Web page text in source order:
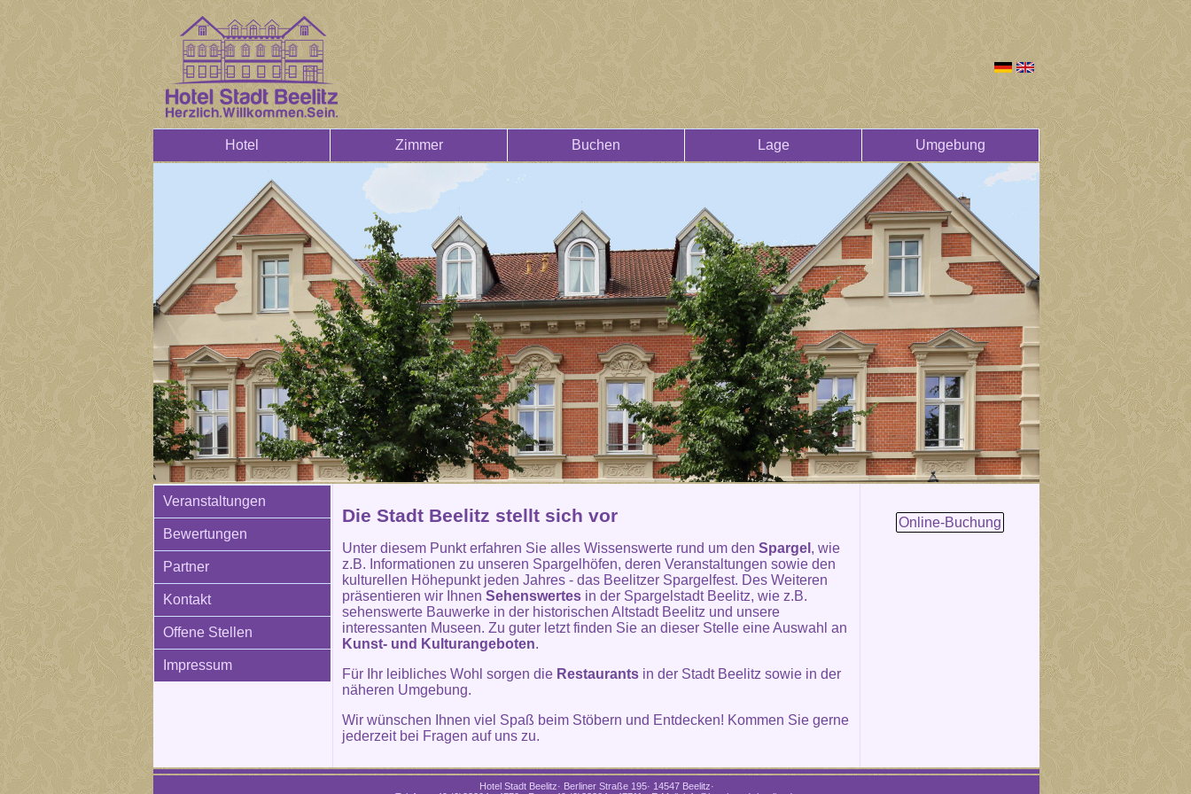
Hotel Zimmer Buchen Lage Umgebung
Veranstaltungen
Bewertungen
Partner
Kontakt
Offene Stellen
Impressum
Die Stadt Beelitz stellt sich vor
Unter diesem Punkt erfahren Sie alles Wissenswerte rund um den Spargel , wie
z.B. Informationen zu unseren Spargelhöfen, deren Veranstaltungen sowie den
kulturellen Höhepunkt jeden Jahres - das Beelitzer Spargelfest. Des Weiteren
präsentieren wir Ihnen Sehenswertes in der Spargelstadt Beelitz, wie z.B.
sehenswerte Bauwerke in der historischen Altstadt Beelitz und unsere
interessanten Museen. Zu guter letzt finden Sie an dieser Stelle eine Auswahl an
Kunst- und Kulturangeboten.
Für Ihr leibliches Wohl sorgen die Restaurants in der Stadt Beelitz sowie in der
näheren Umgebung.
Wir wünschen Ihnen viel Spaß beim Stöbern und Entdecken! Kommen Sie gerne
jederzeit bei Fragen auf uns zu.
Online-Buchung
Hotel Stadt Beelitz· Berliner Straße 195· 14547 Beelitz·